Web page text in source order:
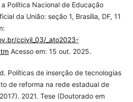
Política Nacional de Educação
da União: seção 1, Brasília, DF, 11
ccivil_03/_ato2023-
Acesso em: 15 out. 2025.
Políticas de inserção de tecnologias
de reforma na rede estadual de
2021. Tese (Doutorado em